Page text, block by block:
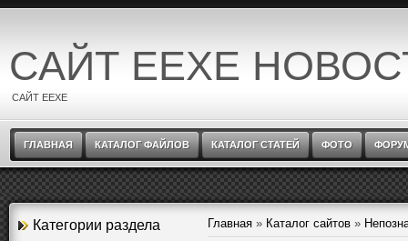
САЙТ EEXE
САЙТ EEXE
ГЛАВНАЯ КАТАЛОГ ФАЙЛОВ КАТАЛОГ СТАТЕЙ ФОТО
Категории раздела Главная » Каталог сайтов »